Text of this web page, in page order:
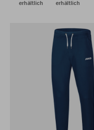
erhältlich
erhältlich